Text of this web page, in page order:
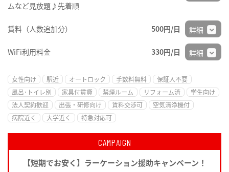
ムなど見放題♪先着順
賃料（人数追加分） 500円/日 詳細
WiFi利用料金 330円/日 詳細
女性向け 駅近 オートロック 手数料無料
保証人不要
風呂･トイレ別
家具付賃貸 禁煙ルーム リフォーム済
学生向け
法人契約歓迎
出張・研修向け 賃料交渉可
空気清浄機付
病院近く
大学近く 特急対応可
CAMPAIGN
【短期でお安く】ラーケーション援助キャンペーン！